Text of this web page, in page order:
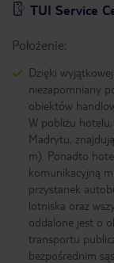
TUI Service
Położenie:
Dzięki
niezapomniany
obiektów
W pobliżu
Madrytu,
m). Ponadto
komunikacyjną
przystanek
lotniska oraz
oddalone jest o
transportu
bezpośrednim